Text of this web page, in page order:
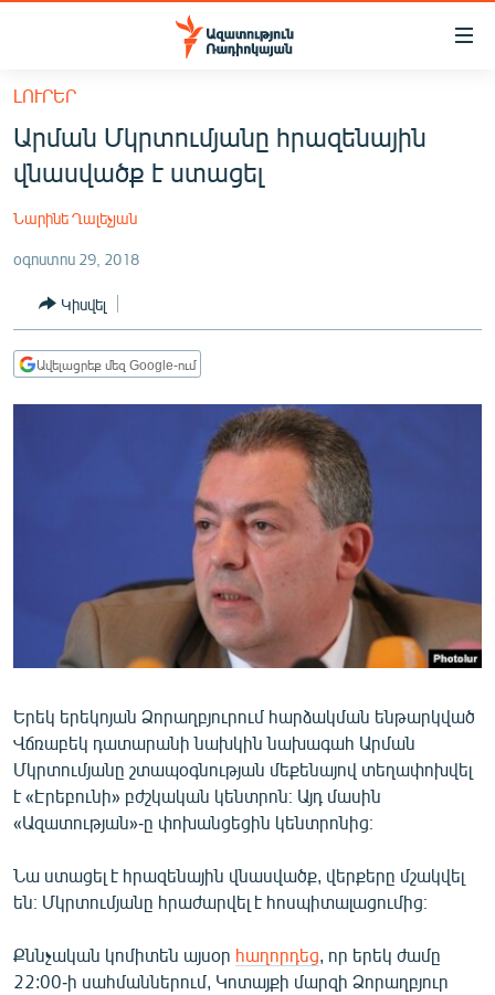
Մատչելիության
հիմնական
բովանդակությանը
Անցնել
հիմնական
մենյուին
ՀԱՅԱՍՏԱՆ
ՔԱՂԱՔԱԿԱՆ
ԸՆՏՐՈՒԹՅՈՒՆՆԵՐ 2026
ԻՐԱՎՈՒՆՔ
ՀԱՍԱՐԱԿՈՒԹՅՈՒՆ
ՏՆՏԵՍՈՒԹՅՈՒՆ
ՊԱՏԵՐԱԶՄԻ 6 ՇԱԲԱԹՆԵՐԸ
ՄԵԿՆԱԲԱՆՈՒԹՅՈՒՆ
ՏՏ ԵՒ ԻՆՏԵՐՆԵՏ
ԿՈՐՈՆԱՎԻՐՈՒՍ
ԱՐԽԻՎ
ՏԵՍԱՆՅՈՒԹԵՐ
ԲԱՆԱՎԵՃ
ՁԳՏԵԼՈՎ ԼԱՎԱԳՈՒՅՆԻՆ
ՓՈԴՔԱՍԹ
Հայերեն
ԼՈՒՐԵՐ
Արման Մկրտումյանը հրազենային
վնասվածք է ստացել
Նարինե Ղալեչյան
օգոստոս 29, 2018
Կիսվել
Ավելացրեք մեզ Google-ում
Երեկ երեկոյան Ձորաղբյուրում հարձակման ենթարկված
Վճռաբեկ դատարանի նախկին նախագահ Արման
Մկրտումյանը շտապօգնության մեքենայով տեղափոխվել
է «Էրեբունի» բժշկական կենտրոն։ Այդ մասին
«Ազատության»-ը փոխանցեցին կենտրոնից։
Նա ստացել է հրազենային վնասվածք, վերքերը մշակվել
են։ Մկրտումյանը հրաժարվել է հոսպիտալացումից։
Քննչական կոմիտեն այսօր հաղորդեց , որ երեկ ժամը
22:00-ի սահմաններում, Կոտայքի մարզի Ձորաղբյուր